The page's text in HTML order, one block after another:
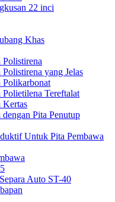
22 inci
Khas
Polistirena
yang Jelas
Polikarbonat
Tereftalat
Kertas
Pita Penutup
Untuk Pita Pembawa
Auto ST-40